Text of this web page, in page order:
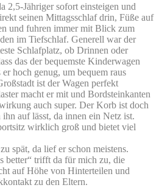
2,5-Jähriger sofort einsteigen und
seinen Mittagsschlaf drin, Füße auf
und fuhren immer mit Blick zum
im Tiefschlaf. Generell war der
Schlafplatz, ob Drinnen oder
das der bequemste Kinderwagen
hoch genug, um bequem raus
ist der Wagen perfekt
macht er mit und Bordsteinkanten
auch super. Der Korb ist doch
auf lässt, da innen ein Netz ist.
wirklich groß und bietet viel
spät, da lief er schon meistens.
better“ trifft da für mich zu, die
auf Höhe von Hinterteilen und
zu den Eltern.